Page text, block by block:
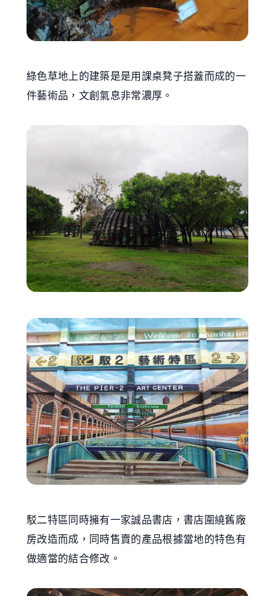
綠色草地上的建築是是用課桌凳子搭蓋而成的一
件藝術品，文創氣息非常濃厚。
駁二特區同時擁有一家誠品書店，書店圍繞舊廠
房改造而成，同時售賣的產品根據當地的特色有
做適當的結合修改。